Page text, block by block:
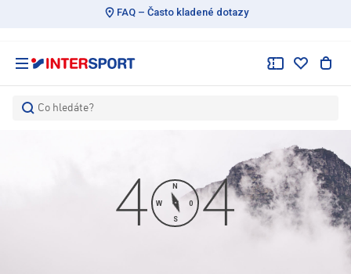
FAQ – Často kladené dotazy
Co hledáte?
N
0
S
W